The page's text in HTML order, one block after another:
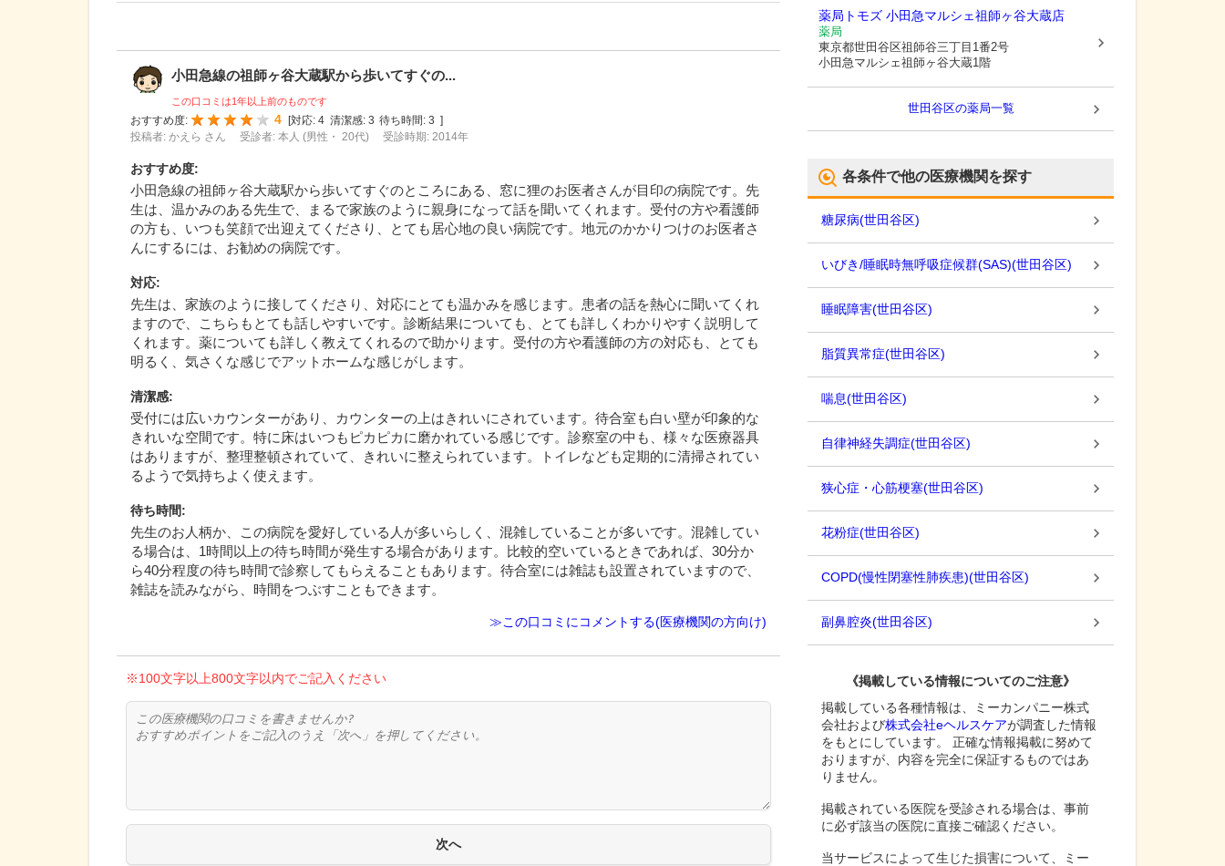
小田急線の祖師ヶ谷大蔵駅から歩いてすぐの...
この口コミは1年以上前のものです
おすすめ度:
4 対応: 4 清潔感: 3 待ち時間: 3
投稿者: かえら さん
受診者: 本人 (男性・ 20代) 受診時期: 2014年
おすすめ度:
小田急線の祖師ヶ谷大蔵駅から歩いてすぐのところにある、窓に狸のお医者さんが目印の病院です。先
生は、温かみのある先生で、まるで家族のように親身になって話を聞いてくれます。受付の方や看護師
の方も、いつも笑顔で出迎えてくださり、とても居心地の良い病院です。地元のかかりつけのお医者さ
んにするには、お勧めの病院です。
対応:
先生は、家族のように接してくださり、対応にとても温かみを感じます。患者の話を熱心に聞いてくれ
ますので、こちらもとても話しやすいです。診断結果についても、とても詳しくわかりやすく説明して
くれます。薬についても詳しく教えてくれるので助かります。受付の方や看護師の方の対応も、とても
明るく、気さくな感じでアットホームな感じがします。
清潔感:
受付には広いカウンターがあり、カウンターの上はきれいにされています。待合室も白い壁が印象的な
きれいな空間です。特に床はいつもピカピカに磨かれている感じです。診察室の中も、様々な医療器具
はありますが、整理整頓されていて、きれいに整えられています。トイレなども定期的に清掃されてい
るようで気持ちよく使えます。
待ち時間:
先生のお人柄か、この病院を愛好している人が多いらしく、混雑していることが多いです。混雑してい
る場合は、1時間以上の待ち時間が発生する場合があります。比較的空いているときであれば、30分か
ら40分程度の待ち時間で診察してもらえることもあります。待合室には雑誌も設置されていますので、
雑誌を読みながら、時間をつぶすこともできます。
≫この口コミにコメントする(医療機関の方向け)
※100文字以上800文字以内でご記入ください
薬局トモズ 小田急マルシェ祖師ヶ谷大蔵店
薬局
東京都世田谷区祖師谷三丁目1番2号
小田急マルシェ祖師ヶ谷大蔵1階
世田谷区の薬局一覧
各条件で他の医療機関を探す
糖尿病(世田谷区)
いびき/睡眠時無呼吸症候群(SAS)(世田谷区)
睡眠障害(世田谷区)
脂質異常症(世田谷区)
喘息(世田谷区)
自律神経失調症(世田谷区)
狭心症・心筋梗塞(世田谷区)
花粉症(世田谷区)
COPD(慢性閉塞性肺疾患)(世田谷区)
副鼻腔炎(世田谷区)
《掲載している情報についてのご注意》
掲載している各種情報は、ミーカンパニー株式
会社および株式会社eヘルスケアが調査した情報
をもとにしています。 正確な情報掲載に努めて
おりますが、内容を完全に保証するものではあ
りません。
掲載されている医院を受診される場合は、事前
に必ず該当の医院に直接ご確認ください。
当サービスによって生じた損害について、ミー